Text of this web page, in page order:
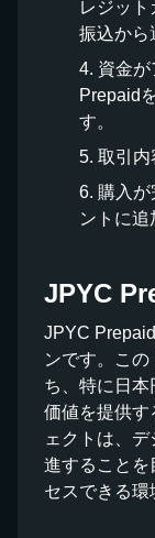
レジッ
振込から
資金
Prepaid
す。
取引内
購入
ントに追
JPYC
JPYC
ンです。こ
ち、特に日本
価値を提供す
ェクトは、
進することを
セスできる環